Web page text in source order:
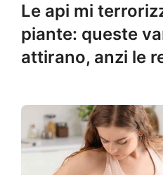
Le api mi
piante: queste
attirano, anzi le